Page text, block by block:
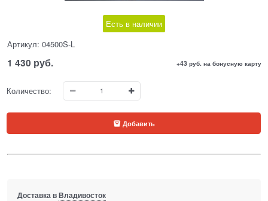
Есть в наличии
Артикул: 04500S-L
1 430 руб. +43 руб. на бонусную карту
Количество:
Добавить
Доставка вВладивосток